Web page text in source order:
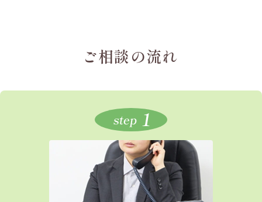
ご相談の流れ
step1